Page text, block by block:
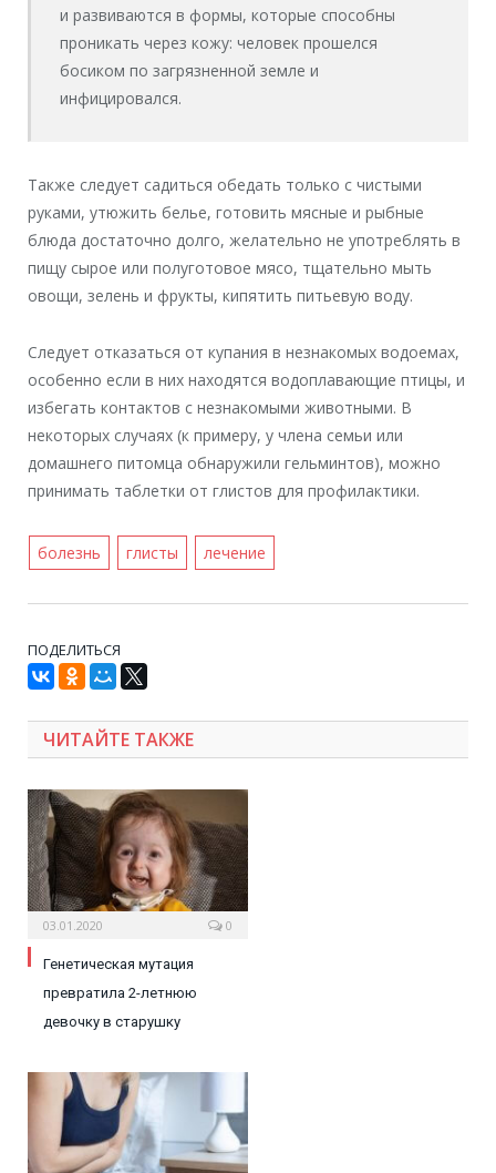
и развиваются в формы, которые способны
проникать через кожу: человек прошелся
босиком по загрязненной земле и
инфицировался.
Также следует садиться обедать только с чистыми
руками, утюжить белье, готовить мясные и рыбные
блюда достаточно долго, желательно не употреблять в
пищу сырое или полуготовое мясо, тщательно мыть
овощи, зелень и фрукты, кипятить питьевую воду.
Следует отказаться от купания в незнакомых водоемах,
особенно если в них находятся водоплавающие птицы, и
избегать контактов с незнакомыми животными. В
некоторых случаях (к примеру, у члена семьи или
домашнего питомца обнаружили гельминтов), можно
принимать таблетки от глистов для профилактики.
болезнь глисты лечение
ПОДЕЛИТЬСЯ
ЧИТАЙТЕ ТАКЖЕ
03.01.2020 0
Генетическая мутация
превратила 2-летнюю
девочку в старушку